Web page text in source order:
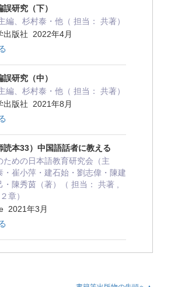
研究（下）
編、杉村泰・他（ 担当： 共著）
出版社 2022年4月
研究（中）
編、杉村泰・他（ 担当： 共著）
出版社 2021年8月
読本33）中国語話者に教える
ための日本語教育研究会（主
・崔小萍・建石始・劉志偉・陳建
・陳秀茵（著）（ 担当： 共著 ,
章）
2021年3月